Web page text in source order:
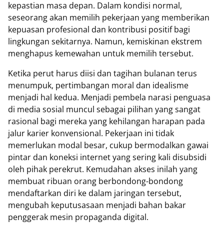
kepastian masa depan. Dalam kondisi normal,
seseorang akan memilih pekerjaan yang memberikan
kepuasan profesional dan kontribusi positif bagi
lingkungan sekitarnya. Namun, kemiskinan ekstrem
menghapus kemewahan untuk memilih tersebut.
Ketika perut harus diisi dan tagihan bulanan terus
menumpuk, pertimbangan moral dan idealisme
menjadi hal kedua. Menjadi pembela narasi penguasa
di media sosial muncul sebagai pilihan yang sangat
rasional bagi mereka yang kehilangan harapan pada
jalur karier konvensional. Pekerjaan ini tidak
memerlukan modal besar, cukup bermodalkan gawai
pintar dan koneksi internet yang sering kali disubsidi
oleh pihak perekrut. Kemudahan akses inilah yang
membuat ribuan orang berbondong-bondong
mendaftarkan diri ke dalam jaringan tersebut,
mengubah keputusasaan menjadi bahan bakar
penggerak mesin propaganda digital.